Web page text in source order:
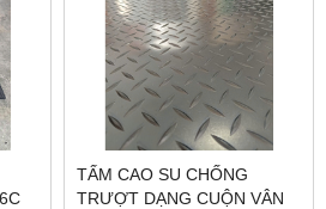
TẤM CAO SU CHỐNG
TRƯỢT DẠNG CUỘN VÂN